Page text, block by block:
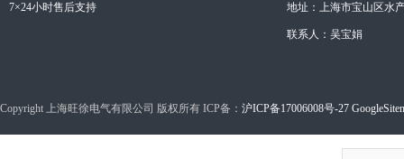
7×24小时售后支持 地址：上海市宝山区水
联系人：吴宝娟
Copyright 上海旺徐电气有限公司 版权所有 ICP备： 沪ICP备17006008号-27